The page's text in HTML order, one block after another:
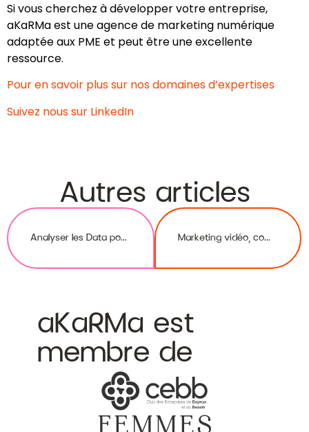
Si vous cherchez à développer votre entreprise,
aKaRMa est une agence de marketing numérique
adaptée aux PME et peut être une excellente
ressource.
Pour en savoir plus sur nos domaines d’expertises
Suivez nous sur LinkedIn
Autres articles
Analyser les Data pour optimiser votre stratégie Marketing vidéo, comment créer un contenu engageant
aKaRMa est
membre de